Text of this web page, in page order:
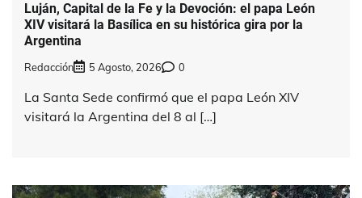
Luján, Capital de la Fe y la Devoción: el papa León
XIV visitará la Basílica en su histórica gira por la
Argentina
Redacción 5 Agosto, 2026 0
La Santa Sede confirmó que el papa León XIV
visitará la Argentina del 8 al […]